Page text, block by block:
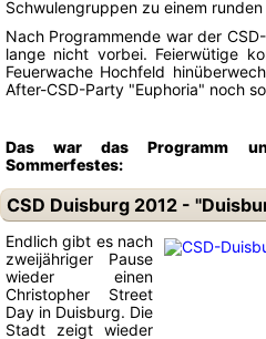
Schwulengruppen zu einem
Nach Programmende war der
lange nicht vorbei. Feierwütige
Feuerwache Hochfeld
After-CSD-Party "Euphoria" noch
Das war das Programm
Sommerfestes:
CSD Duisburg 2012 -
Endlich gibt es nach
zweijähriger Pause
wieder einen
Christopher Street
Day in Duisburg. Die
Stadt zeigt wieder